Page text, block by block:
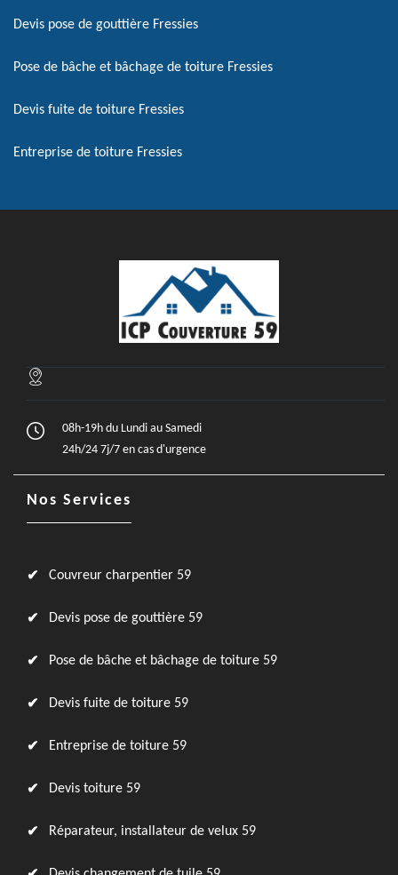
Devis pose de gouttière Fressies
Pose de bâche et bâchage de toiture Fressies
Devis fuite de toiture Fressies
Entreprise de toiture Fressies
08h-19h du Lundi au Samedi
24h/24 7j/7 en cas d'urgence
Nos Services
Couvreur charpentier 59
Devis pose de gouttière 59
Pose de bâche et bâchage de toiture 59
Devis fuite de toiture 59
Entreprise de toiture 59
Devis toiture 59
Réparateur, installateur de velux 59